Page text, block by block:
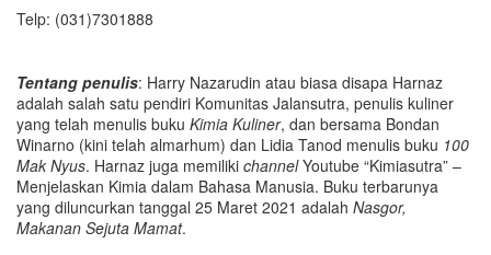
Telp: (031)7301888
Tentang penulis: Harry Nazarudin atau biasa disapa Harnaz
adalah salah satu pendiri Komunitas Jalansutra, penulis kuliner
yang telah menulis buku Kimia Kuliner, dan bersama Bondan
Winarno (kini telah almarhum) dan Lidia Tanod menulis buku 100
Mak Nyus. Harnaz juga memiliki channelYoutube “Kimiasutra” –
Menjelaskan Kimia dalam Bahasa Manusia. Buku terbarunya
yang diluncurkan tanggal 25 Maret 2021 adalah Nasgor,
Makanan Sejuta Mamat.